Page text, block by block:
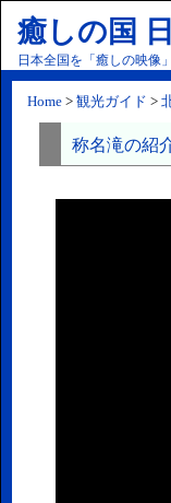
癒しの国
日本全国を「癒しの映像
Home > 観光ガイド >
称名滝の紹